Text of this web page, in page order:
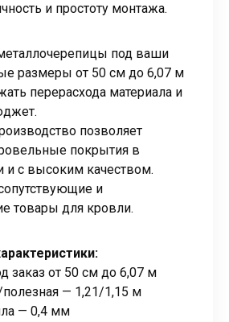
и простоту монтажа.
под ваши
размеры от 50 см до 6,07 м
перерасхода материала и
позволяет
покрытия в
и с высоким качеством.
и
товары для кровли.
заказ от 50 см до 6,07 м
— 1,21/1,15 м
— 0,4 мм